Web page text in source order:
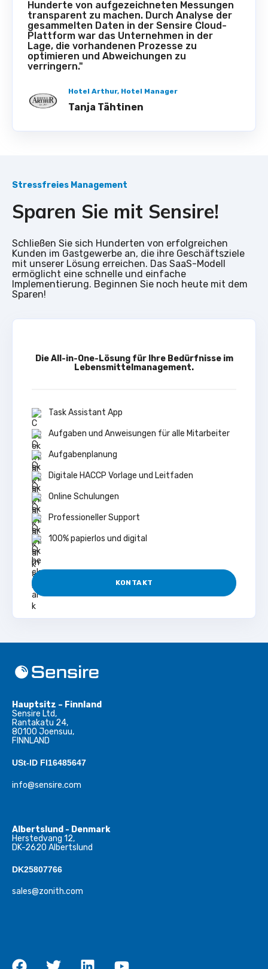
Hunderte von aufgezeichneten Messungen
transparent zu machen. Durch Analyse der
gesammelten Daten in der Sensire Cloud-
Plattform war das Unternehmen in der
Lage, die vorhandenen Prozesse zu
optimieren und Abweichungen zu
verringern."
Hotel Arthur, Hotel Manager
Tanja Tähtinen
Stressfreies Management
Sparen Sie mit Sensire!
Schließen Sie sich Hunderten von erfolgreichen
Kunden im Gastgewerbe an, die ihre Geschäftsziele
mit unserer Lösung erreichen. Das SaaS-Modell
ermöglicht eine schnelle und einfache
Implementierung. Beginnen Sie noch heute mit dem
Sparen!
Die All-in-One-Lösung für Ihre Bedürfnisse im
Lebensmittelmanagement.
Task Assistant App
Aufgaben und Anweisungen für alle Mitarbeiter
Aufgabenplanung
Digitale HACCP Vorlage und Leitfaden
Online Schulungen
Professioneller Support
100% papierlos und digital
KONTAKT
Hauptsitz – Finnland
Sensire Ltd,
Rantakatu 24,
80100 Joensuu,
FINNLAND
USt-ID FI16485647
info@sensire.com
Albertslund - Denmark
Herstedvang 12,
DK-2620 Albertslund
DK25807766
sales@zonith.com